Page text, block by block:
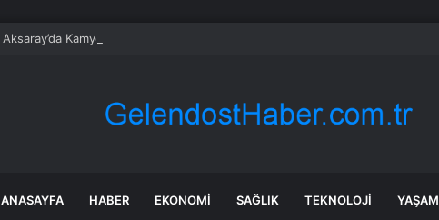
Aksaray’da Kamyonun Tıra Arkadan Çarptığı Kazada 2 Kişi Yaralandı
ANASAYFA HABER EKONOMI SAĞLIK TEKNOLOJI YAŞAM